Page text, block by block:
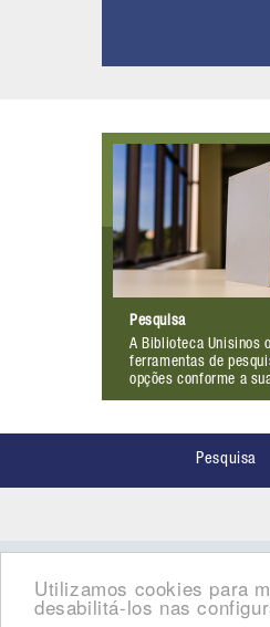
Utilizamos cookies para
desabilitá-los nas
Pesquisa
A Biblioteca Unisinos
ferramentas de
opções conforme a
Pesquisa